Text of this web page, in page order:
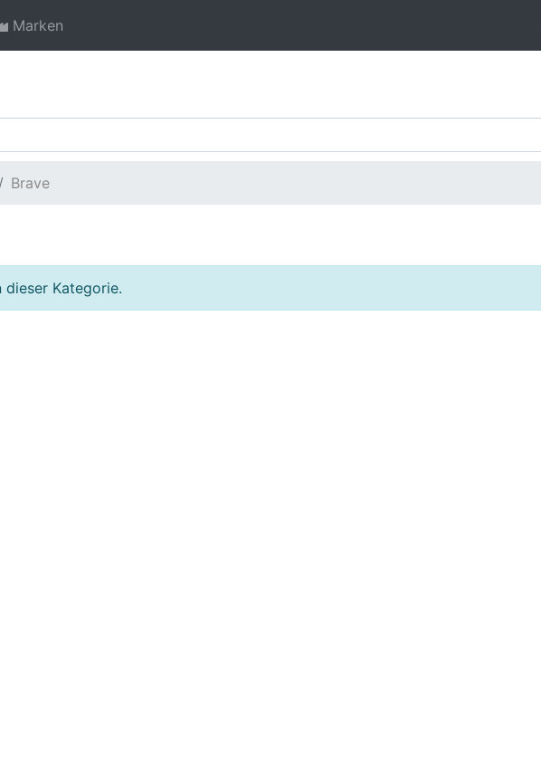
Marken
Brave
Kategorie.